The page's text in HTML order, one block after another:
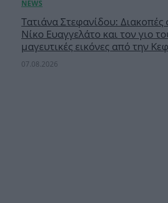
Τατιάνα Στεφανίδου: Διακοπές
Νίκο Ευαγγελάτο και τον γιο
μαγευτικές εικόνες από την
07.08.2026